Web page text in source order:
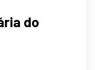
do